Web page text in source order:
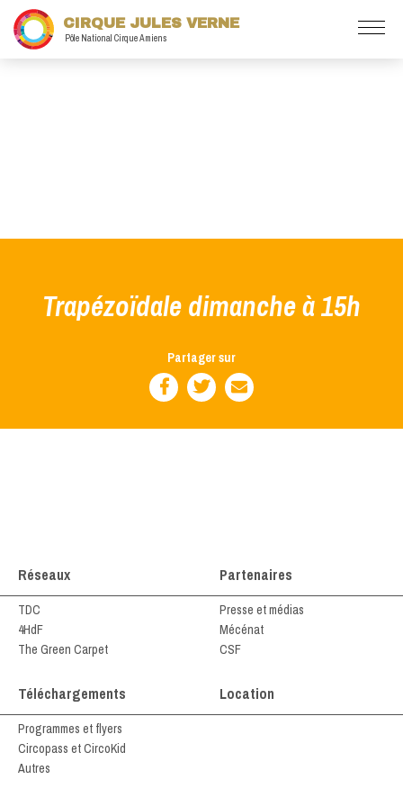
CIRQUE JULES VERNE
Pôle National Cirque Amiens
Trapézoïdale dimanche à 15h
Partager sur
Réseaux
TDC
4HdF
The Green Carpet
Partenaires
Presse et médias
Mécénat
CSF
Téléchargements
Programmes et flyers
Circopass et CircoKid
Autres
Location